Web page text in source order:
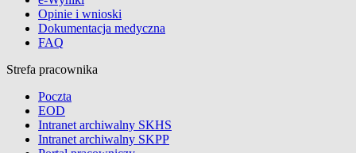
Opinie i wnioski
Dokumentacja medyczna
FAQ
Strefa pracownika
Poczta
EOD
Intranet archiwalny SKHS
Intranet archiwalny SKPP